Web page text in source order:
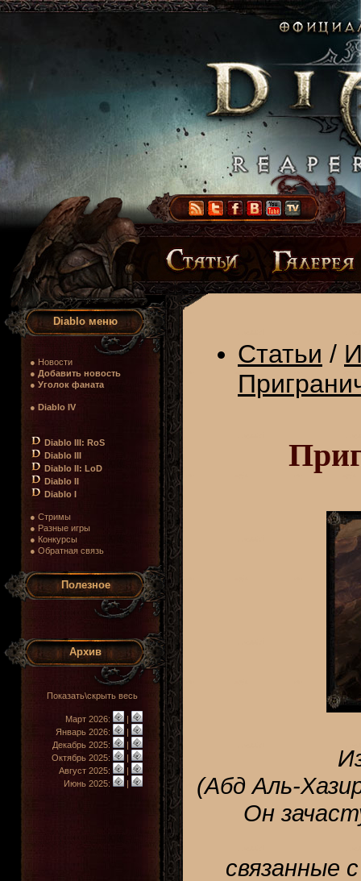
Diablo меню
● Новости
● Добавить новость
● Уголок фаната
● Diablo IV
Diablo III: RoS
Diablo III
Diablo II: LoD
Diablo II
Diablo I
● Стримы
● Разные игры
● Конкурсы
● Обратная связь
Полезное
Архив
Показать\скрыть весь
Март 2026:
|
Январь 2026:
|
Декабрь 2025:
|
Октябрь 2025:
|
Август 2025:
|
Июнь 2025:
|
Статьи /
(Абд Аль-
Он
связанные